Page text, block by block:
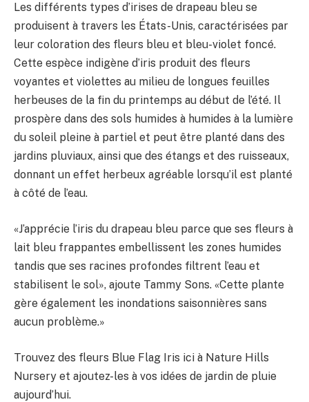
Les différents types d’irises de drapeau bleu se
produisent à travers les États-Unis, caractérisées par
leur coloration des fleurs bleu et bleu-violet foncé.
Cette espèce indigène d’iris produit des fleurs
voyantes et violettes au milieu de longues feuilles
herbeuses de la fin du printemps au début de l’été. Il
prospère dans des sols humides à humides à la lumière
du soleil pleine à partiel et peut être planté dans des
jardins pluviaux, ainsi que des étangs et des ruisseaux,
donnant un effet herbeux agréable lorsqu’il est planté
à côté de l’eau.
«J’apprécie l’iris du drapeau bleu parce que ses fleurs à
lait bleu frappantes embellissent les zones humides
tandis que ses racines profondes filtrent l’eau et
stabilisent le sol», ajoute Tammy Sons. «Cette plante
gère également les inondations saisonnières sans
aucun problème.»
Trouvez des fleurs Blue Flag Iris ici à Nature Hills
Nursery et ajoutez-les à vos idées de jardin de pluie
aujourd’hui.